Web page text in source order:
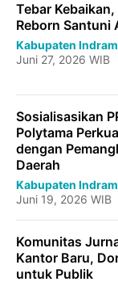
Tebar
Reborn Santuni
Kabupaten
Juni 27, 2026 WIB
Sosialisasikan
Polytama
dengan
Daerah
Kabupaten
Juni 19, 2026 WIB
Komunitas
Kantor Baru,
untuk Publik